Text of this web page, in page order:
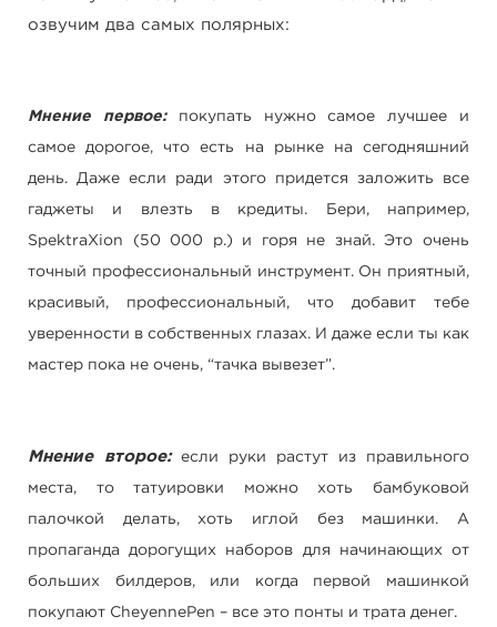
озвучим два самых полярных:
Мнение первое:покупать нужно самое лучшее и
самое дорогое, что есть на рынке на сегодняшний
день. Даже если ради этого придется заложить все
гаджеты и влезть в кредиты. Бери, например,
SpektraXion (50 000 р.) и горя не знай. Это очень
точный профессиональный инструмент. Он приятный,
красивый, профессиональный, что добавит тебе
уверенности в собственных глазах. И даже если ты как
мастер пока не очень, “тачка вывезет”.
Мнение второе:если руки растут из правильного
места, то татуировки можно хоть бамбуковой
палочкой делать, хоть иглой без машинки. А
пропаганда дорогущих наборов для начинающих от
больших билдеров, или когда первой машинкой
покупают CheyennePen – все это понты и трата денег.